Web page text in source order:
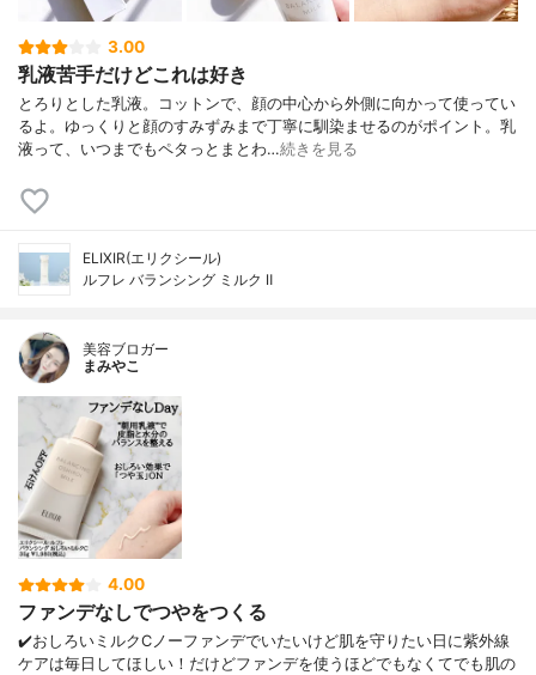
3.00
乳液苦手だけどこれは好き
とろりとした乳液。コットンで、顔の中心から外側に向かって使ってい
るよ。ゆっくりと顔のすみずみまで丁寧に馴染ませるのがポイント。乳
液って、いつまでもペタっとまとわ…続きを見る
ELIXIR(エリクシール)
ルフレ バランシング ミルク Ⅱ
美容ブロガー
まみやこ
4.00
ファンデなしでつやをつくる
✔️おしろいミルクCノーファンデでいたいけど肌を守りたい日に紫外線
ケアは毎日してほしい！だけどファンデを使うほどでもなくてでも肌の